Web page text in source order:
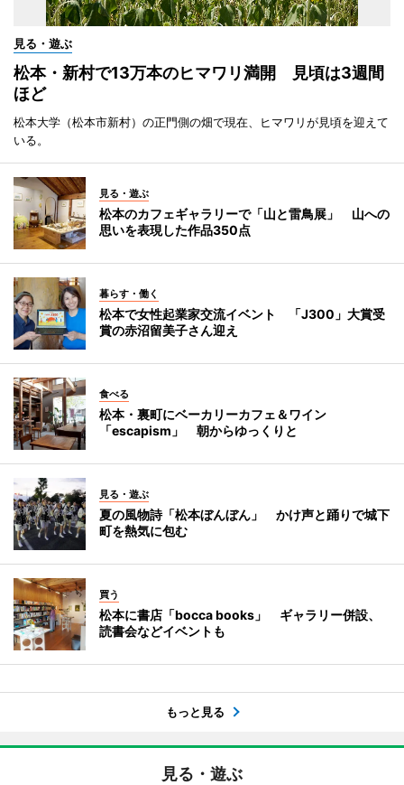
見る・遊ぶ
松本・新村で13万本のヒマワリ満開 見頃は3週間
ほど
松本大学（松本市新村）の正門側の畑で現在、ヒマワリが見頃を迎えて
いる。
見る・遊ぶ
松本のカフェギャラリーで「山と雷鳥展」 山への
思いを表現した作品350点
暮らす・働く
松本で女性起業家交流イベント 「J300」大賞受
賞の赤沼留美子さん迎え
食べる
松本・裏町にベーカリーカフェ＆ワイン
「escapism」 朝からゆっくりと
見る・遊ぶ
夏の風物詩「松本ぼんぼん」 かけ声と踊りで城下
町を熱気に包む
買う
松本に書店「bocca books」 ギャラリー併設、
読書会などイベントも
もっと見る
見る・遊ぶ